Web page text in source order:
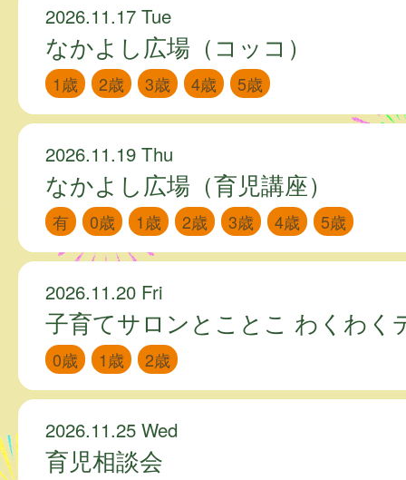
2026.11.17 Tue
なかよし広場（コッコ）
1歳 2歳 3歳 4歳 5歳
2026.11.19 Thu
なかよし広場（育児講座）
有 0歳 1歳 2歳 3歳 4歳 5歳
2026.11.20 Fri
子育てサロンとことこ わくわく
0歳 1歳 2歳
2026.11.25 Wed
育児相談会